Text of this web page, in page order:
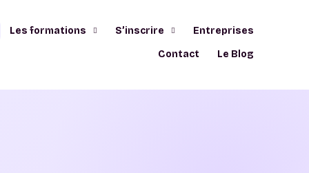
Les formations S’inscrire
Entreprises
Contact
Le Blog